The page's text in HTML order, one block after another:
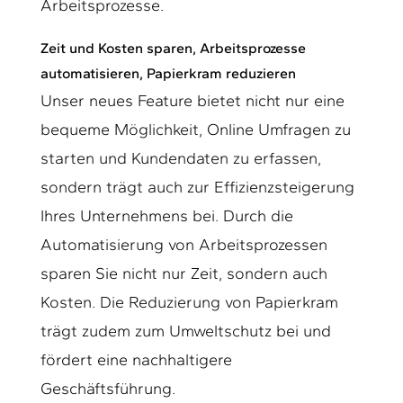
Arbeitsprozesse.
Zeit und Kosten sparen, Arbeitsprozesse
automatisieren, Papierkram reduzieren
Unser neues Feature bietet nicht nur eine
bequeme Möglichkeit, Online Umfragen zu
starten und Kundendaten zu erfassen,
sondern trägt auch zur Effizienzsteigerung
Ihres Unternehmens bei. Durch die
Automatisierung von Arbeitsprozessen
sparen Sie nicht nur Zeit, sondern auch
Kosten. Die Reduzierung von Papierkram
trägt zudem zum Umweltschutz bei und
fördert eine nachhaltigere
Geschäftsführung.